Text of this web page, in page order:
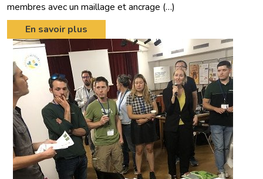
membres avec un maillage et ancrage (…)
En savoir plus